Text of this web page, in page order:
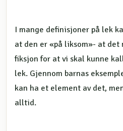
I mange definisjoner på lek
at den er «på liksom»- at
fiksjon for at vi skal kunne
lek. Gjennom barnas
kan ha et element av det,
alltid.